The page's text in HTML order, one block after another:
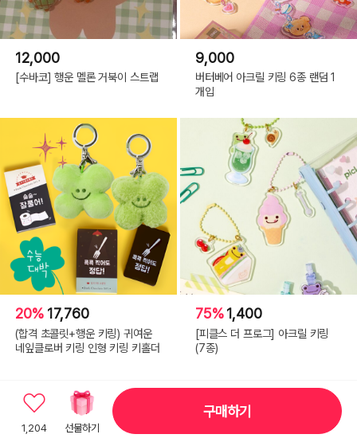
12,000
[수바코] 행운 멜론 거북이 스트랩
9,000
버터베어 아크릴 키링 6종 랜덤 1
개입
20% 17,760
(합격 초콜릿+행운 키링) 귀여운
네잎클로버 키링 인형 키링 키홀더
75%1,400
[피클스 더 프로그] 아크릴 키링
(7종)
1,204 선물하기
구매하기